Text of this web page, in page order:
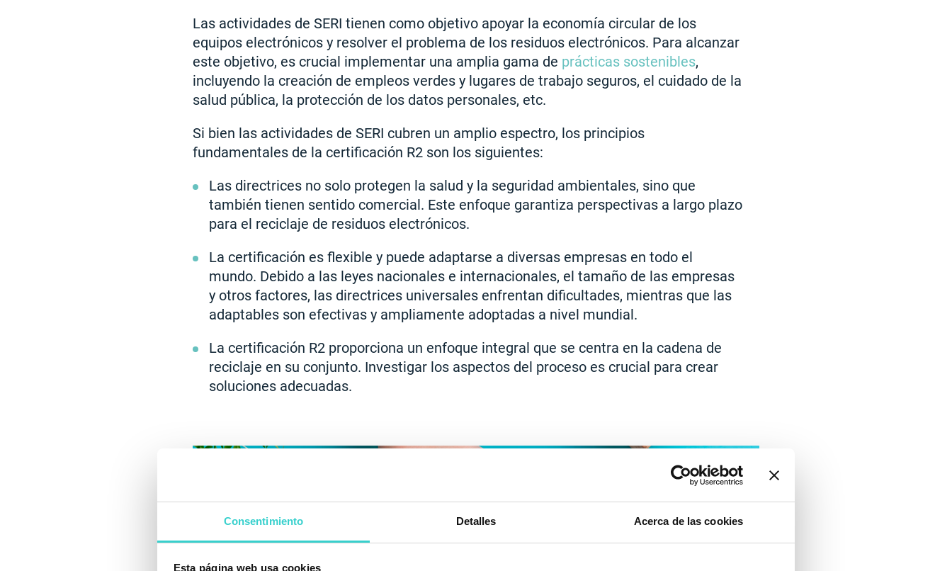
Consentimiento Detalles Acerca de las cookies
Esta página web usa cookies
Las actividades de SERI tienen como objetivo apoyar la economía circular de los
equipos electrónicos y resolver el problema de los residuos electrónicos. Para alcanzar
este objetivo, es crucial implementar una amplia gama de prácticas sostenibles,
incluyendo la creación de empleos verdes y lugares de trabajo seguros, el cuidado de la
salud pública, la protección de los datos personales, etc.
Si bien las actividades de SERI cubren un amplio espectro, los principios
fundamentales de la certificación R2 son los siguientes:
Las directrices no solo protegen la salud y la seguridad ambientales, sino que
también tienen sentido comercial. Este enfoque garantiza perspectivas a largo plazo
para el reciclaje de residuos electrónicos.
La certificación es flexible y puede adaptarse a diversas empresas en todo el
mundo. Debido a las leyes nacionales e internacionales, el tamaño de las empresas
y otros factores, las directrices universales enfrentan dificultades, mientras que las
adaptables son efectivas y ampliamente adoptadas a nivel mundial.
La certificación R2 proporciona un enfoque integral que se centra en la cadena de
reciclaje en su conjunto. Investigar los aspectos del proceso es crucial para crear
soluciones adecuadas.